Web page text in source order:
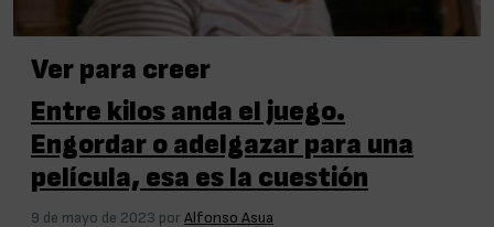
Ver para creer
Entre kilos anda el juego.
Engordar o adelgazar para una
película, esa es la cuestión
9 de mayo de 2023 por Alfonso Asua